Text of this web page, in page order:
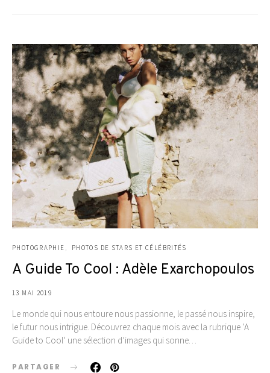
PHOTOGRAPHIE PHOTOS DE STARS ET CÉLÉBRITÉS
A Guide To Cool : Adèle Exarchopoulos
13 MAI 2019
Le monde qui nous entoure nous passionne, le passé nous inspire,
le futur nous intrigue. Découvrez chaque mois avec la rubrique ‘A
Guide to Cool‘ une sélection d’images qui sonne…
PARTAGER